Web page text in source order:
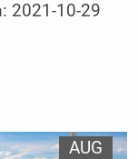
2021-10-29
AUG